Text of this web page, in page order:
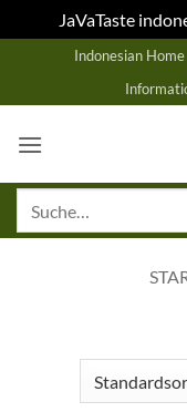
JaVaTaste
springen
Indonesian Home